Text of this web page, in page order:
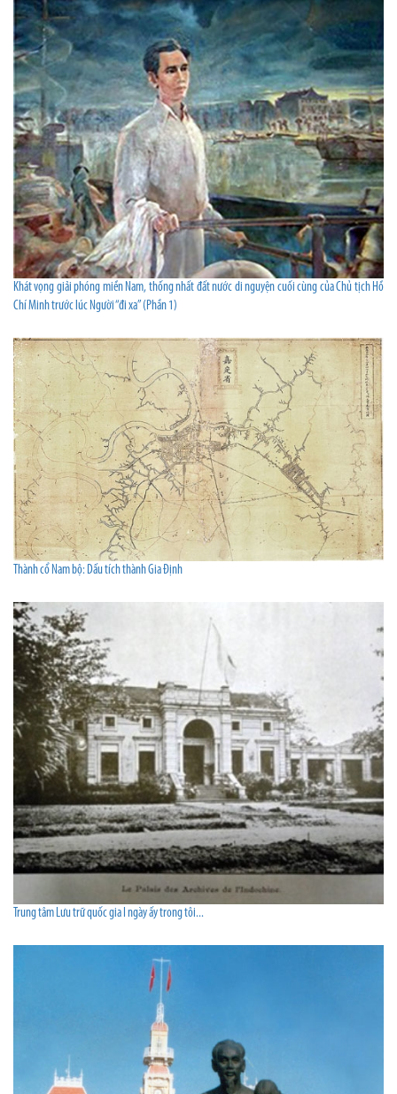
Khát vọng giải phóng miền Nam, thống nhất đất nước di nguyện cuối cùng của Chủ tịch Hồ
Chí Minh trước lúc Người “đi xa” (Phần 1)
Thành cổ Nam bộ: Dấu tích thành Gia Định
Trung tâm Lưu trữ quốc gia I ngày ấy trong tôi...